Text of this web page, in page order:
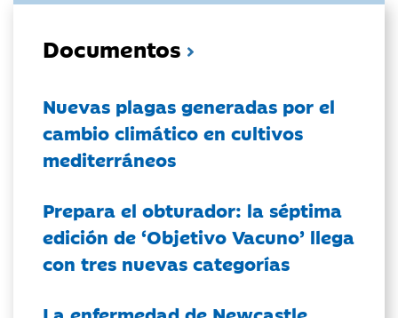
Documentos
Nuevas plagas generadas por el
cambio climático en cultivos
mediterráneos
Prepara el obturador: la séptima
edición de ‘Objetivo Vacuno’ llega
con tres nuevas categorías